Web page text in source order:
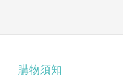
購物須知